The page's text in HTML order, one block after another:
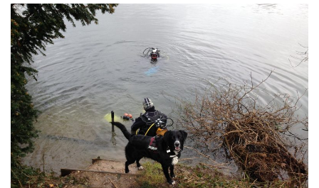
Sorties 2015
Sorties 2014
BIO SUB
Environnement et Biologie Sub
Formations
Lac Merveilleux
AUDIOVISUEL
Photo